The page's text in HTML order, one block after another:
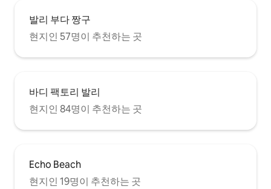
발리 부다 짱구
현지인 57명이 추천하는 곳
바디 팩토리 발리
현지인 84명이 추천하는 곳
Echo Beach
현지인 19명이 추천하는 곳